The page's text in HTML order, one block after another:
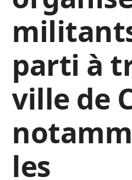
parti à
ville de
les